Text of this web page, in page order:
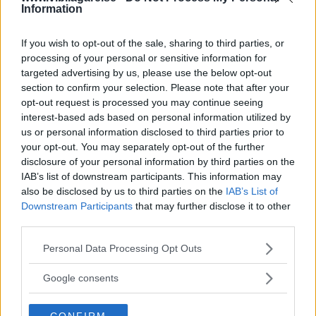
Information
If you wish to opt-out of the sale, sharing to third parties, or
processing of your personal or sensitive information for
targeted advertising by us, please use the below opt-out
section to confirm your selection. Please note that after your
opt-out request is processed you may continue seeing
interest-based ads based on personal information utilized by
us or personal information disclosed to third parties prior to
your opt-out. You may separately opt-out of the further
disclosure of your personal information by third parties on the
IAB’s list of downstream participants. This information may
also be disclosed by us to third parties on the IAB’s List of
Downstream Participants that may further disclose it to other
Please note that this website/app uses one or more Google
not limited to your visit or usage behaviour. You may click to
use your data for below specified purposes in below Google
Personal Data Processing Opt Outs
Google consents
snabbt gå upp om det regnar eller blåser motvind. Undvik
marginal.
"Sänk hastigheten"